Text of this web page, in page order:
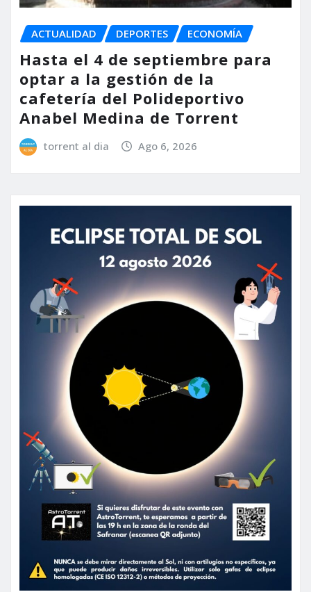
ACTUALIDAD DEPORTES ECONOMÍA
Hasta el 4 de septiembre para
optar a la gestión de la
cafetería del Polideportivo
Anabel Medina de Torrent
torrent al dia Ago 6, 2026